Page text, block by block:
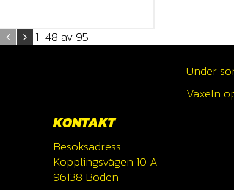
1–48 av 95
Under
Växeln
KONTAKT
Besöksadress
Kopplingsvägen 10 A
96138 Boden